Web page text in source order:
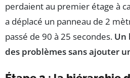
perdaient au premier étage à
a déplacé un panneau de 2
passé de 90 à 25 secondes. Un
des problèmes sans ajouter